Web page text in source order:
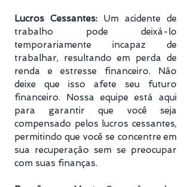
Lucros Cessantes: Um acidente de
trabalho pode deixá-lo
temporariamente incapaz de
trabalhar, resultando em perda de
renda e estresse financeiro. Não
deixe que isso afete seu futuro
financeiro. Nossa equipe está aqui
para garantir que você seja
compensado pelos lucros cessantes,
permitindo que você se concentre em
sua recuperação sem se preocupar
com suas finanças.